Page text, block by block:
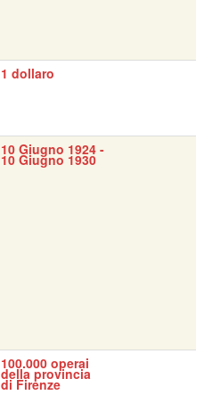
1 dollaro
10 Giugno 1924 -
10 Giugno 1930
100.000 operai
della provincia
di Firenze